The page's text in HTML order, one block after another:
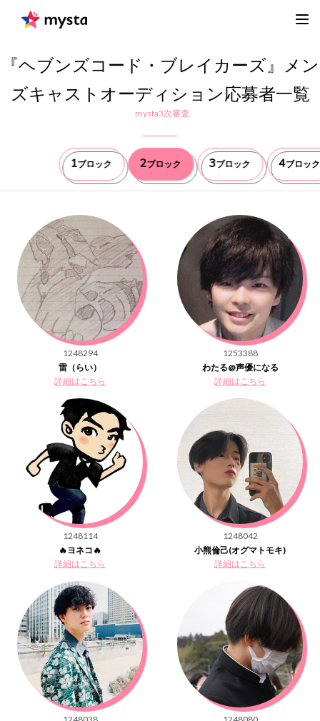
『ヘブンズコード・ブレイカーズ』メン
ズキャストオーディション応募者一覧
mysta3次審査
1ブロック 2ブロック 3ブロック 4ブロック
1248294
雷（らい）
詳細はこちら
1253388
わたる@声優になる
詳細はこちら
1248114
🔥ヨネコ🔥
詳細はこちら
1248042
小熊倫己(オグマトモキ)
詳細はこちら